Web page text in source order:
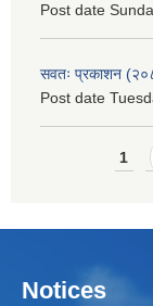
Post date
सवतः प्रकाशन
Post date
Pages1
Notices